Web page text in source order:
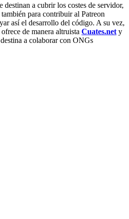
destinan a cubrir los costes de servidor,
para contribuir al Patreon
así el desarrollo del código. A su vez,
de manera altruista Cuates.net y
a colaborar con ONGs